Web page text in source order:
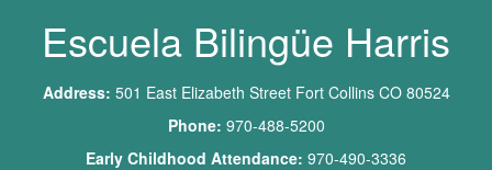
Escuela Bilingüe Harris
Address: 501 East Elizabeth Street Fort Collins CO 80524
Phone: 970-488-5200
Early Childhood Attendance: 970-490-3336